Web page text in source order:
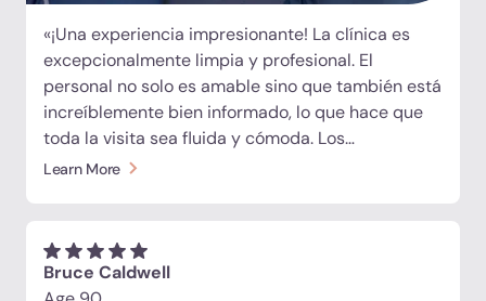
«¡Una experiencia impresionante! La clínica es
excepcionalmente limpia y profesional. El
personal no solo es amable sino que también está
increíblemente bien informado, lo que hace que
toda la visita sea fluida y cómoda. Los
tratamientos tienen un precio razonable y
atención de la más alta calidad!»
Learn More
Bruce Caldwell